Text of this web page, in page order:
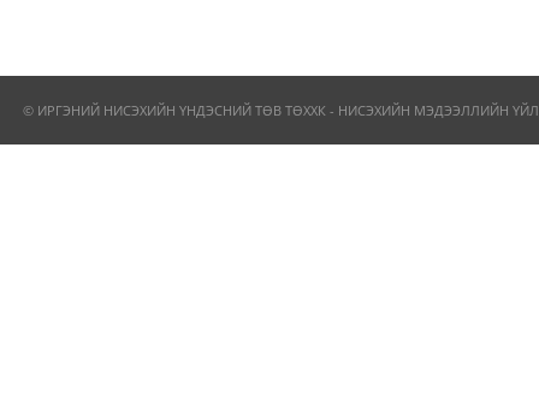
© ИРГЭНИЙ НИСЭХИЙН ҮНДЭСНИЙ ТӨВ ТӨХХК - НИСЭХИЙН МЭДЭЭЛЛИЙН